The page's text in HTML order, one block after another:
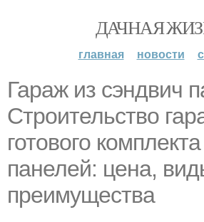
ДАЧНАЯ
главная новости
Гараж из сэндвич
Строительство
готового
панелей: цена,
преимущества